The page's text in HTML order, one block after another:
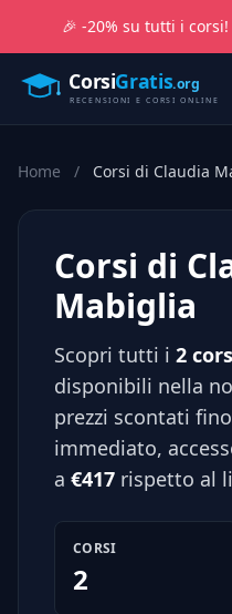
🎉 -20% su tutti i
Home / Corsi di Claudia
Corsi di
Mabiglia
Scopri tutti i 2
disponibili nella
prezzi scontati
immediato,
a €417 rispetto al
CORSI
2